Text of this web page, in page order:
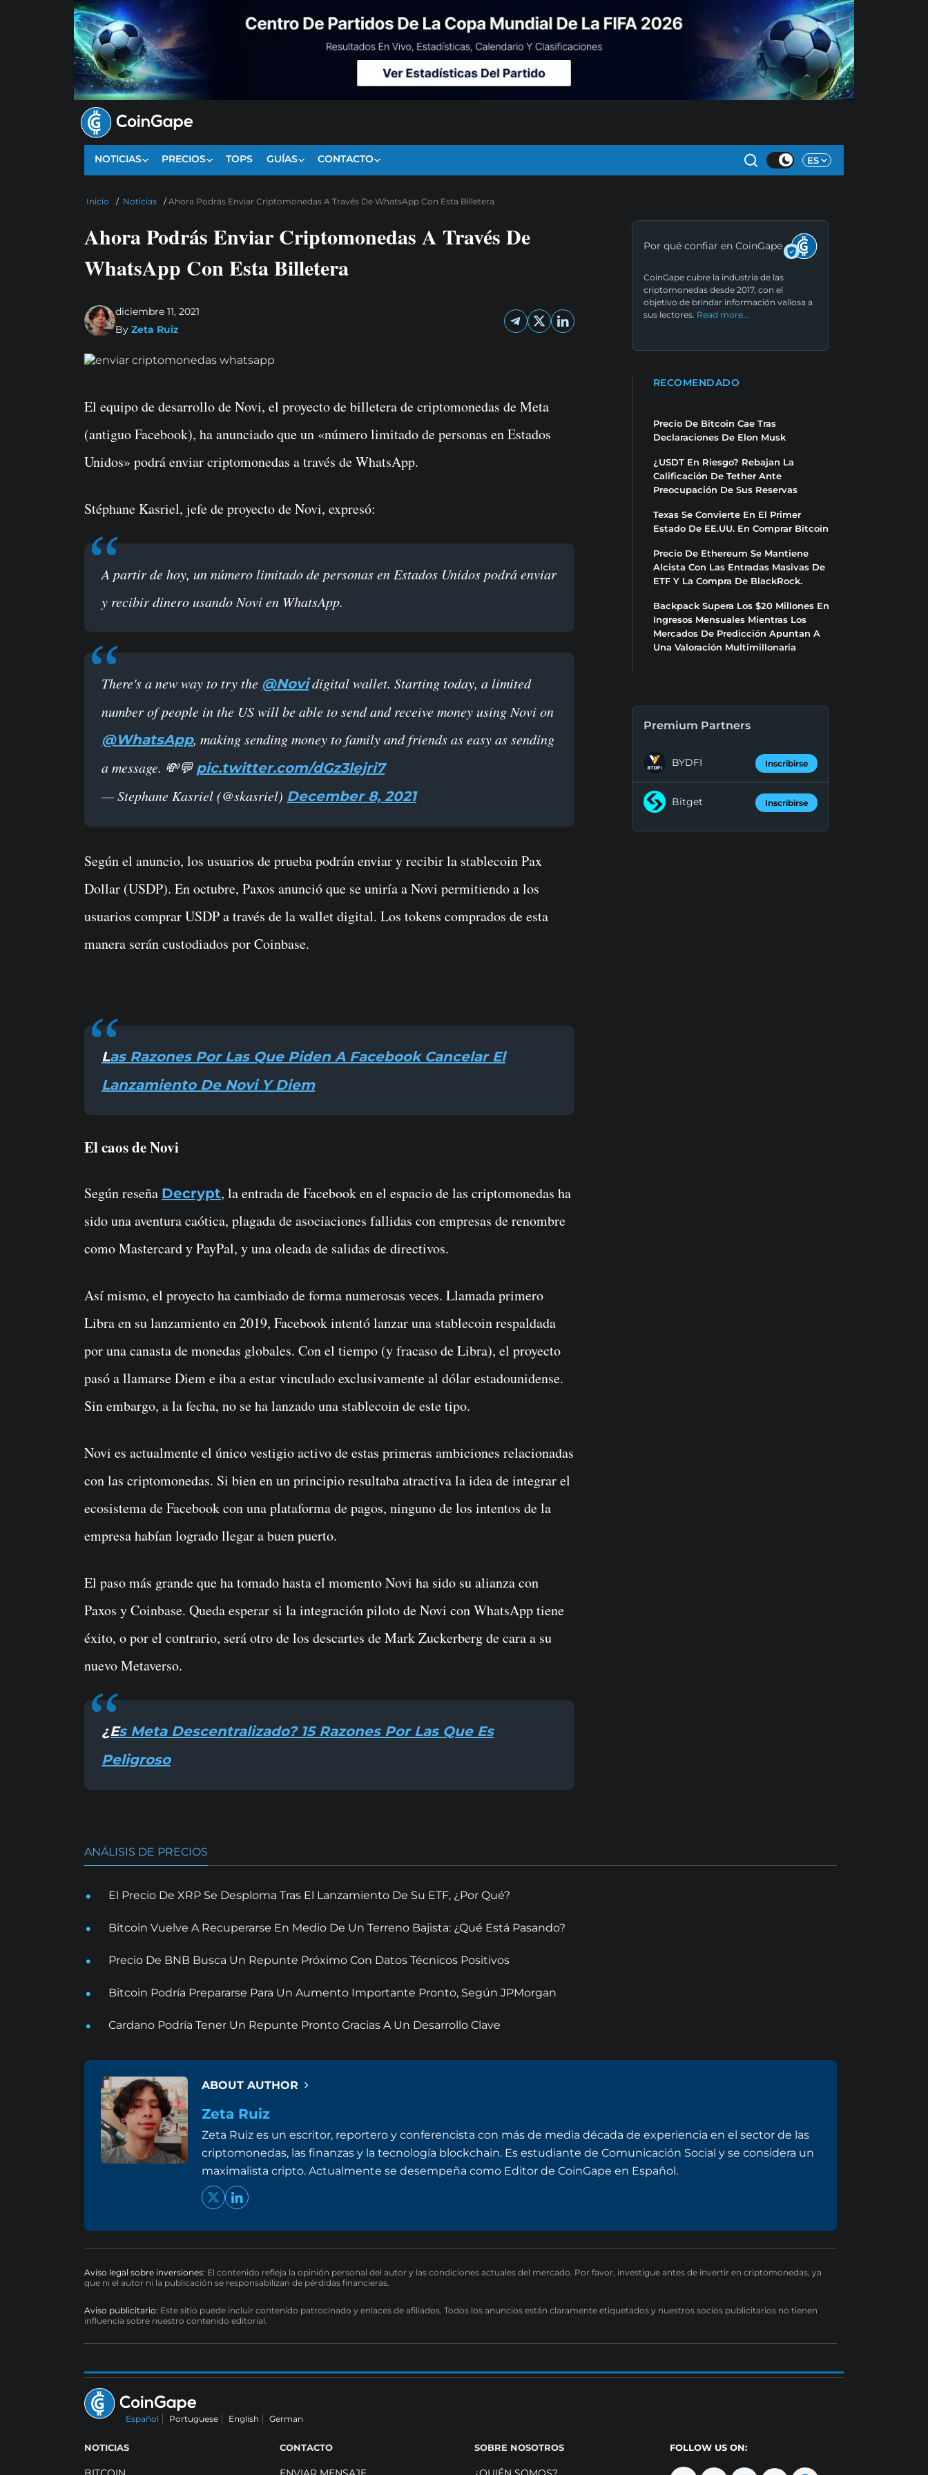
NOTICIAS PRECIOS TOPS GUÍAS CONTACTO ES
Inicio / Noticias /Ahora Podrás Enviar Criptomonedas A Través De WhatsApp Con Esta Billetera
Ahora Podrás Enviar Criptomonedas A Través De
WhatsApp Con Esta Billetera
diciembre 11, 2021
By Zeta Ruiz
El equipo de desarrollo de Novi, el proyecto de billetera de criptomonedas de Meta
(antiguo Facebook), ha anunciado que un «número limitado de personas en Estados
Unidos» podrá enviar criptomonedas a través de WhatsApp.
Stéphane Kasriel, jefe de proyecto de Novi, expresó:
A partir de hoy, un número limitado de personas en Estados Unidos podrá enviar
y recibir dinero usando Novi en WhatsApp.
There's a new way to try the @Novidigital wallet. Starting today, a limited
number of people in the US will be able to send and receive money using Novi on
@WhatsApp, making sending money to family and friends as easy as sending
a message. 💸💬 pic.twitter.com/dGz3lejri7
— Stephane Kasriel (@skasriel) December 8, 2021
Según el anuncio, los usuarios de prueba podrán enviar y recibir la stablecoin Pax
Dollar (USDP). En octubre, Paxos anunció que se uniría a Novi permitiendo a los
usuarios comprar USDP a través de la wallet digital. Los tokens comprados de esta
manera serán custodiados por Coinbase.
Las Razones Por Las Que Piden A Facebook Cancelar El
Lanzamiento De Novi Y Diem
El caos de Novi
Según reseña Decrypt, la entrada de Facebook en el espacio de las criptomonedas ha
sido una aventura caótica, plagada de asociaciones fallidas con empresas de renombre
como Mastercard y PayPal, y una oleada de salidas de directivos.
Así mismo, el proyecto ha cambiado de forma numerosas veces. Llamada primero
Libra en su lanzamiento en 2019, Facebook intentó lanzar una stablecoin respaldada
por una canasta de monedas globales. Con el tiempo (y fracaso de Libra), el proyecto
pasó a llamarse Diem e iba a estar vinculado exclusivamente al dólar estadounidense.
Sin embargo, a la fecha, no se ha lanzado una stablecoin de este tipo.
Novi es actualmente el único vestigio activo de estas primeras ambiciones relacionadas
con las criptomonedas. Si bien en un principio resultaba atractiva la idea de integrar el
ecosistema de Facebook con una plataforma de pagos, ninguno de los intentos de la
empresa habían logrado llegar a buen puerto.
El paso más grande que ha tomado hasta el momento Novi ha sido su alianza con
Paxos y Coinbase. Queda esperar si la integración piloto de Novi con WhatsApp tiene
éxito, o por el contrario, será otro de los descartes de Mark Zuckerberg de cara a su
nuevo Metaverso.
¿Es Meta Descentralizado? 15 Razones Por Las Que Es
Peligroso
Por qué confiar en CoinGape
CoinGape cubre la industria de las
criptomonedas desde 2017, con el
objetivo de brindar información valiosa a
sus lectores. Read more…
RECOMENDADO
Precio De Bitcoin Cae Tras
Declaraciones De Elon Musk
¿USDT En Riesgo? Rebajan La
Calificación De Tether Ante
Preocupación De Sus Reservas
Texas Se Convierte En El Primer
Estado De EE.UU. En Comprar Bitcoin
Precio De Ethereum Se Mantiene
Alcista Con Las Entradas Masivas De
ETF Y La Compra De BlackRock.
Backpack Supera Los $20 Millones En
Ingresos Mensuales Mientras Los
Mercados De Predicción Apuntan A
Una Valoración Multimillonaria
Premium Partners
BYDFI Inscribirse
Bitget Inscribirse
ANÁLISIS DE PRECIOS
El Precio De XRP Se Desploma Tras El Lanzamiento De Su ETF, ¿Por Qué?
Bitcoin Vuelve A Recuperarse En Medio De Un Terreno Bajista: ¿Qué Está Pasando?
Precio De BNB Busca Un Repunte Próximo Con Datos Técnicos Positivos
Bitcoin Podría Prepararse Para Un Aumento Importante Pronto, Según JPMorgan
Cardano Podría Tener Un Repunte Pronto Gracias A Un Desarrollo Clave
ABOUT AUTHOR
Zeta Ruiz
Zeta Ruiz es un escritor, reportero y conferencista con más de media década de experiencia en el sector de las
criptomonedas, las finanzas y la tecnología blockchain. Es estudiante de Comunicación Social y se considera un
maximalista cripto. Actualmente se desempeña como Editor de CoinGape en Español.
Aviso legal sobre inversiones: El contenido refleja la opinión personal del autor y las condiciones actuales del mercado. Por favor, investigue antes de invertir en criptomonedas, ya
que ni el autor ni la publicación se responsabilizan de pérdidas financieras.
Aviso publicitario: Este sitio puede incluir contenido patrocinado y enlaces de afiliados. Todos los anuncios están claramente etiquetados y nuestros socios publicitarios no tienen
influencia sobre nuestro contenido editorial.
Español Portuguese English German
NOTICIAS CONTACTO SOBRE NOSOTROS FOLLOW US ON: